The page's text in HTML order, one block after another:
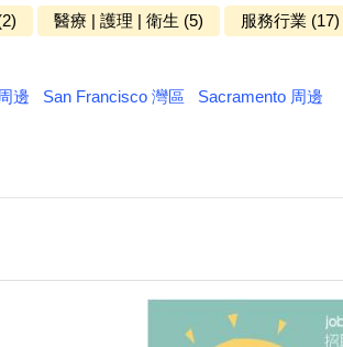
醫療 | 護理 | 衛生 (5)
服務行業 (17)
邊 San Francisco 灣區
Sacramento 周邊